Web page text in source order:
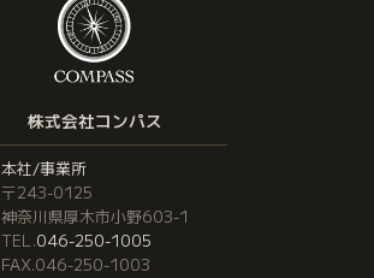
株式会社コンパス
本社/事業所
〒243-0125
神奈川県厚木市小野603-1
TEL.046-250-1005
FAX.046-250-1003